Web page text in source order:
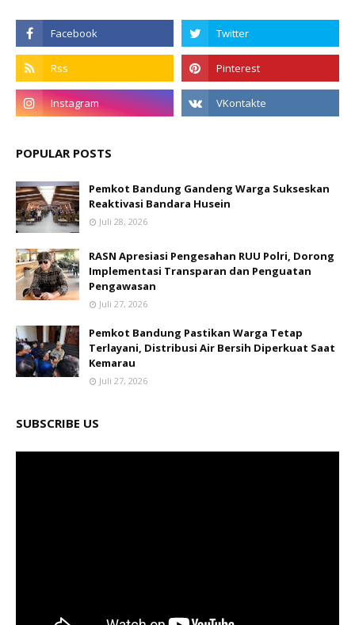
POPULAR POSTS
Pemkot Bandung Gandeng Warga Sukseskan
Reaktivasi Bandara Husein
Juli 28, 2026
RASN Apresiasi Pengesahan RUU Polri, Dorong
Implementasi Transparan dan Penguatan
Pengawasan
Juli 27, 2026
Pemkot Bandung Pastikan Warga Tetap
Terlayani, Distribusi Air Bersih Diperkuat Saat
Kemarau
Juli 27, 2026
SUBSCRIBE US